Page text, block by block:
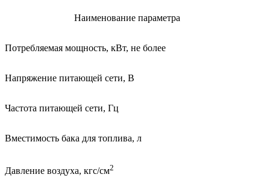
Наименование параметра
Потребляемая мощность, кВт, не более
Напряжение питающей сети, В
Частота питающей сети, Гц
Вместимость бака для топлива, л
Давление воздуха, кгс/см2